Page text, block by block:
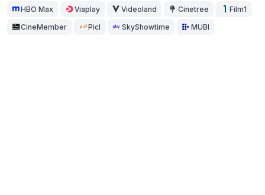
HBO Max Viaplay Videoland Cinetree Film1
CineMember Picl SkyShowtime MUBI